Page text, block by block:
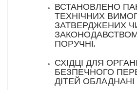
ВСТАНОВЛЕНО
ТЕХНІЧНИХ
ЗАТВЕРДЖЕНИХ
ПОРУЧНІ.
СХІДЦІ ДЛЯ
БЕЗПЕЧНОГО
ДІТЕЙ